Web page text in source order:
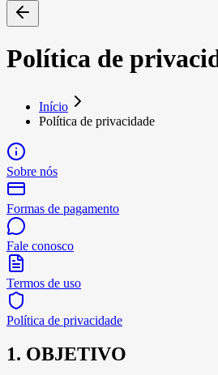
Política de
Início
Política de privacidade
Sobre nós
Formas de pagamento
Fale conosco
Termos de uso
Política de privacidade
1. OBJETIVO